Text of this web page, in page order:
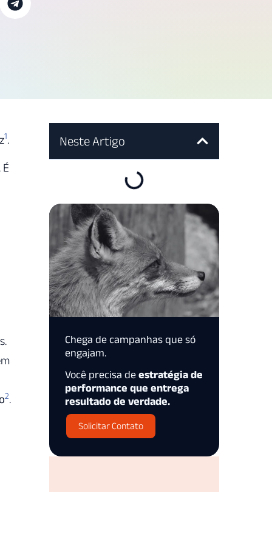
1.
. É
2.
Neste Artigo
Chega de campanhas que só
engajam.
Você precisa de estratégia de
performance que entrega
resultado de verdade.
Solicitar Contato